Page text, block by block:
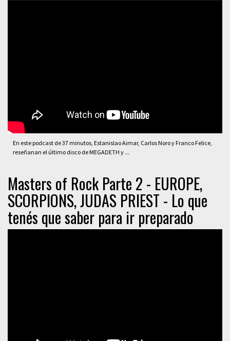
En este podcast de 37 minutos, Estanislao Aimar, Carlos Noro y Franco Felice,
reseñanan el último disco de MEGADETH y ...
Masters of Rock Parte 2 - EUROPE,
SCORPIONS, JUDAS PRIEST - Lo que
tenés que saber para ir preparado